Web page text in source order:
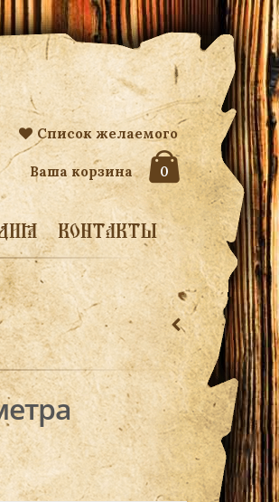
Список желаемого
Ваша корзина 0
КОНТАКТЫ